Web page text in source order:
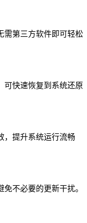
需第三方软件即可轻松
可快速恢复到系统还原
，提升系统运行流畅
不必要的更新干扰。